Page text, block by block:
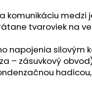
komunikáciu
tvaroviek na
napojenia silovým
– zásuvkový